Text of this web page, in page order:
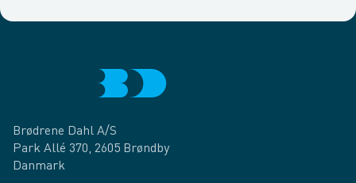
Brødrene Dahl A/S
Park Allé 370, 2605 Brøndby
Danmark